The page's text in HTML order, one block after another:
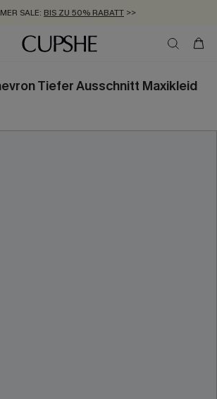
SALE: BIS ZU 50% RABATT >>
BIS ZU -20% EXTRA ERHALTEN
VERSAND AB 89 €
Tiefer Ausschnitt Maxikleid